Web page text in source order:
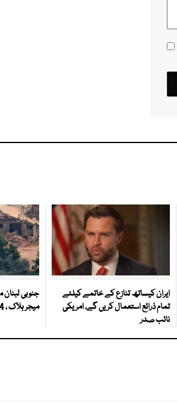
ایران کیساتھ تنازع کے خاتمے کیلئے
تمام ذرائع استعمال کریں گے، امریکی
نائب صدر
میجر ہلاک ، 4 اہلکار زخمی